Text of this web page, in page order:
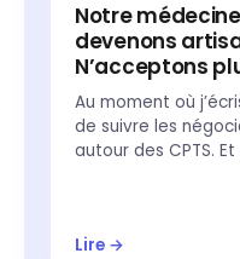
Notre
devenons
N’acceptons
Au moment où
de suivre les
autour des CPTS.
Lire →